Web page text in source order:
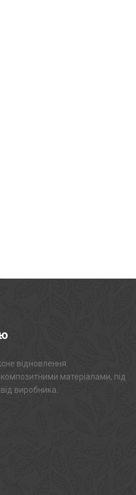
відновлення
композитними матеріалами, під
виробника.